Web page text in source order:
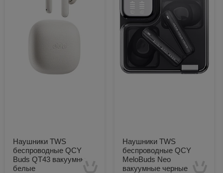
Наушники TWS
беспроводные QCY
Buds QT43 вакуумные
белые
Наушники TWS
беспроводные QCY
MeloBuds Neo
вакуумные черные